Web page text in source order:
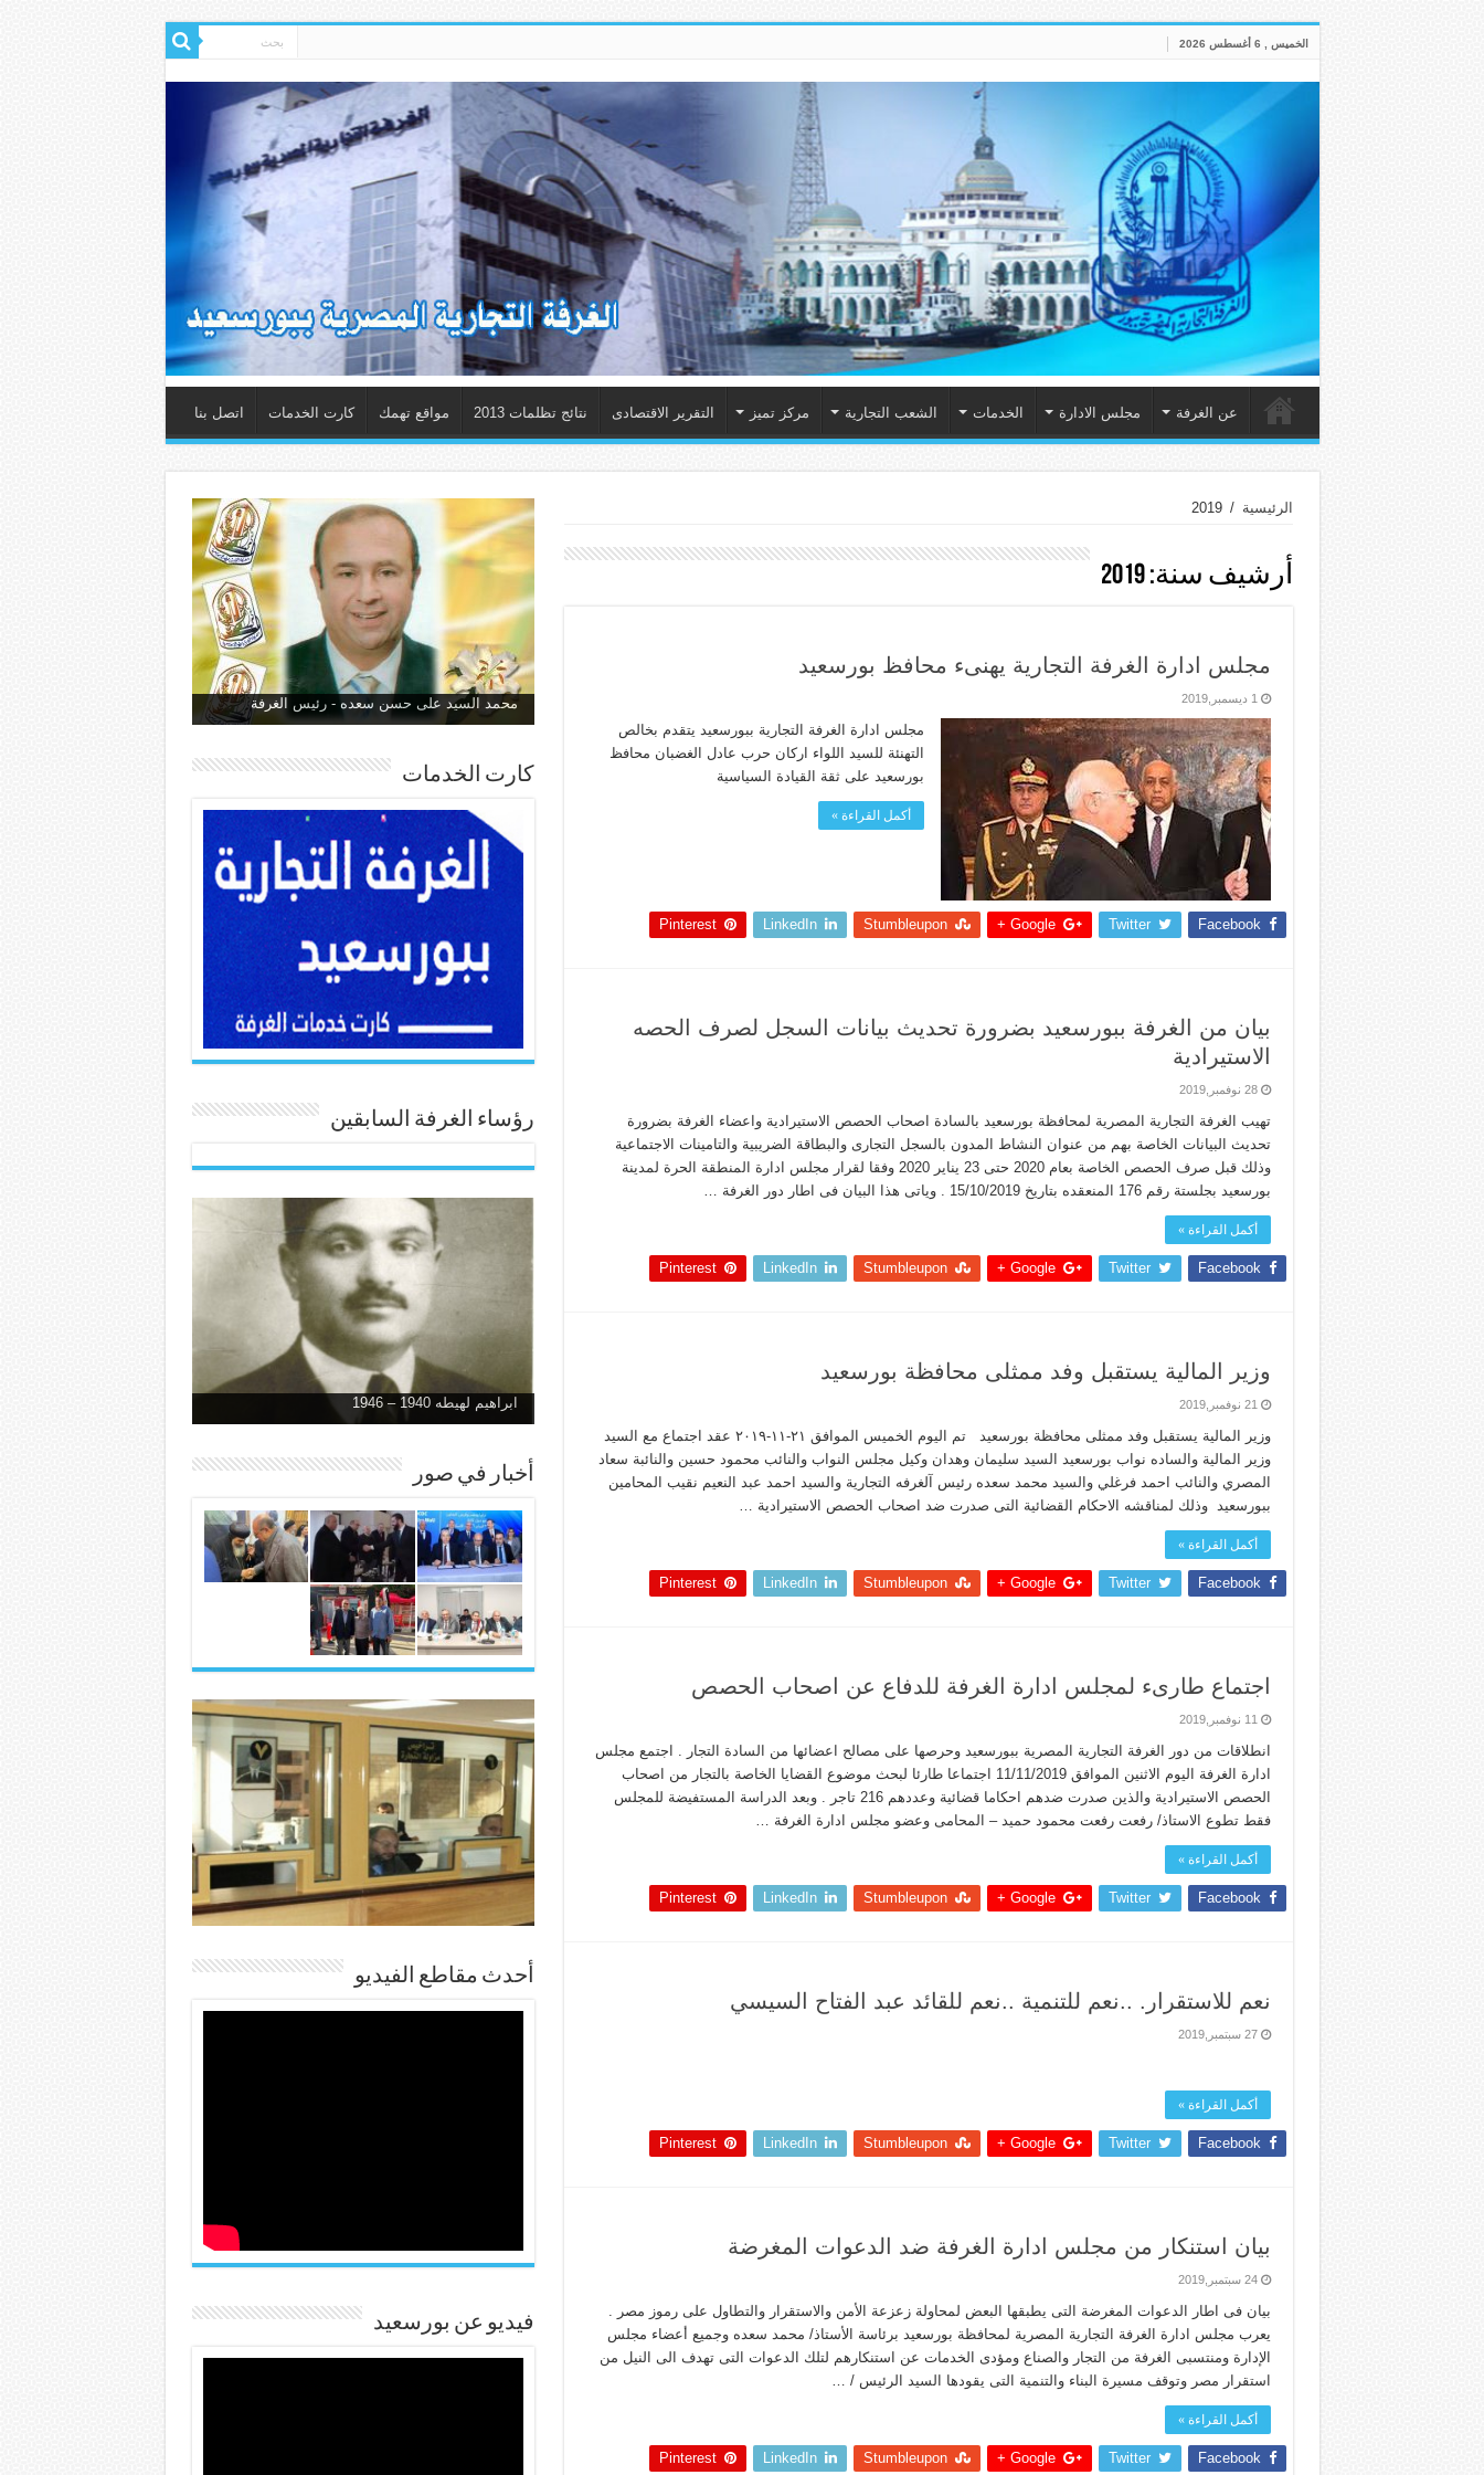
الخميس , 6 أغسطس 2026
عن الغرفة مجلس الادارة الخدمات الشعب التجارية مركز تميز التقرير الاقتصادى نتائج تظلمات 2013 مواقع تهمك كارت الخدمات اتصل بنا
الرئيسية /
2019
أرشيف سنة:2019
مجلس ادارة الغرفة التجارية يهنىء محافظ بورسعيد
1 ديسمبر,2019
مجلس ادارة الغرفة التجارية ببورسعيد يتقدم بخالص
التهنئة للسيد اللواء اركان حرب عادل الغضبان محافظ
بورسعيد على ثقة القيادة السياسية
أكمل القراءة »
Facebook
Twitter
Google +
Stumbleupon
LinkedIn
Pinterest
بيان من الغرفة ببورسعيد بضرورة تحديث بيانات السجل لصرف الحصه
الاستيرادية
28 نوفمبر,2019
تهيب الغرفة التجارية المصرية لمحافظة بورسعيد بالسادة اصحاب الحصص الاستيرادية واعضاء الغرفة بضرورة
تحديث البيانات الخاصة بهم من عنوان النشاط المدون بالسجل التجارى والبطاقة الضريبية والتامينات الاجتماعية
وذلك قبل صرف الحصص الخاصة بعام 2020 حتى 23 يناير 2020 وفقا لقرار مجلس ادارة المنطقة الحرة لمدينة
بورسعيد بجلستة رقم 176 المنعقده بتاريخ 15/10/2019 . وياتى هذا البيان فى اطار دور الغرفة …
أكمل القراءة »
Facebook
Twitter
Google +
Stumbleupon
LinkedIn
Pinterest
وزير المالية يستقبل وفد ممثلى محافظة بورسعيد
21 نوفمبر,2019
وزير المالية يستقبل وفد ممثلى محافظة بورسعيد تم اليوم الخميس الموافق ٢١-١١-٢٠١٩ عقد اجتماع مع السيد
وزير المالية والساده نواب بورسعيد السيد سليمان وهدان وكيل مجلس النواب والنائب محمود حسين والنائبة سعاد
المصري والنائب احمد فرغلي والسيد محمد سعده رئيس آلغرفه التجارية والسيد احمد عبد النعيم نقيب المحامين
ببورسعيد وذلك لمناقشه الاحكام القضائية التى صدرت ضد اصحاب الحصص الاستيرادية …
أكمل القراءة »
Facebook
Twitter
Google +
Stumbleupon
LinkedIn
Pinterest
اجتماع طارىء لمجلس ادارة الغرفة للدفاع عن اصحاب الحصص
11 نوفمبر,2019
انطلاقات من دور الغرفة التجارية المصرية ببورسعيد وحرصها على مصالح اعضائها من السادة التجار . اجتمع مجلس
ادارة الغرفة اليوم الاثنين الموافق 11/11/2019 اجتماعا طارئا لبحث موضوع القضايا الخاصة بالتجار من اصحاب
الحصص الاستيرادية والذين صدرت ضدهم احكاما قضائية وعددهم 216 تاجر . وبعد الدراسة المستفيضة للمجلس
فقط تطوع الاستاذ/ رفعت رفعت محمود حميد – المحامى وعضو مجلس ادارة الغرفة …
أكمل القراءة »
Facebook
Twitter
Google +
Stumbleupon
LinkedIn
Pinterest
نعم للاستقرار. ..نعم للتنمية ..نعم للقائد عبد الفتاح السيسي
27 سبتمبر,2019
أكمل القراءة »
Facebook
Twitter
Google +
Stumbleupon
LinkedIn
Pinterest
بيان استنكار من مجلس ادارة الغرفة ضد الدعوات المغرضة
24 سبتمبر,2019
بيان فى اطار الدعوات المغرضة التى يطبقها البعض لمحاولة زعزعة الأمن والاستقرار والتطاول على رموز مصر .
يعرب مجلس ادارة الغرفة التجارية المصرية لمحافظة بورسعيد برئاسة الأستاذ/ محمد سعده وجميع أعضاء مجلس
الإدارة ومنتسبى الغرفة من التجار والصناع ومؤدى الخدمات عن استنكارهم لتلك الدعوات التى تهدف الى النيل من
استقرار مصر وتوقف مسيرة البناء والتنمية التى يقودها السيد الرئيس / …
أكمل القراءة »
Facebook
Twitter
Google +
Stumbleupon
LinkedIn
Pinterest
محمد السيد على حسن سعده - رئيس الغرفة
كارت الخدمات
رؤساء الغرفة السابقين
ابراهيم لهيطه 1940 – 1946
أخبار في صور
أحدث مقاطع الفيديو
فيديو عن بورسعيد